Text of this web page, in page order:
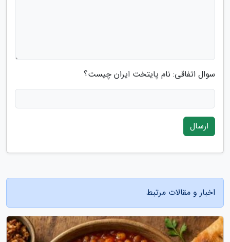
سوال اتفاقی: نام پایتخت ایران چیست؟
ارسال
اخبار و مقالات مرتبط